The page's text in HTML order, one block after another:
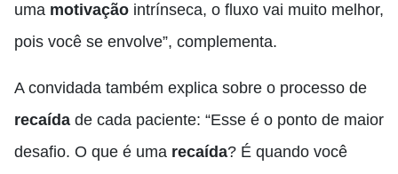
uma motivação intrínseca, o fluxo vai muito melhor,
pois você se envolve”, complementa.
A convidada também explica sobre o processo de
recaída de cada paciente: “Esse é o ponto de maior
desafio. O que é uma recaída? É quando você